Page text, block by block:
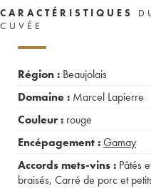
CARACTÉRISTIQUES
CUVÉE
Région : Beaujolais
Domaine : Marcel Lapierre
Couleur : rouge
Encépagement :Gamay
Accords mets-vins : Pâtés
braisés, Carré de porc et